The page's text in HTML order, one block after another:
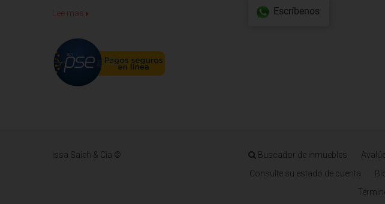
Lee mas Escríbenos
Issa Saieh & Cia © Buscador de inmuebles
Consulte su estado de cuenta